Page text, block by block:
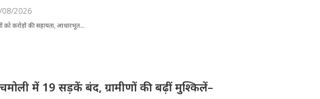
08/2026
को करोड़ों की सहायता, आधारभूत...
में 19 सड़कें बंद, ग्रामीणों की बढ़ीं मुश्किलें–